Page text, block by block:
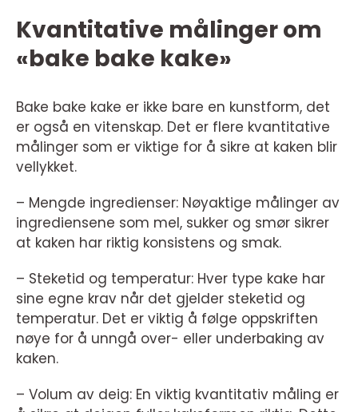
Kvantitative målinger om
«bake bake kake»
Bake bake kake er ikke bare en kunstform, det
er også en vitenskap. Det er flere kvantitative
målinger som er viktige for å sikre at kaken blir
vellykket.
– Mengde ingredienser: Nøyaktige målinger av
ingrediensene som mel, sukker og smør sikrer
at kaken har riktig konsistens og smak.
– Steketid og temperatur: Hver type kake har
sine egne krav når det gjelder steketid og
temperatur. Det er viktig å følge oppskriften
nøye for å unngå over- eller underbaking av
kaken.
– Volum av deig: En viktig kvantitativ måling er